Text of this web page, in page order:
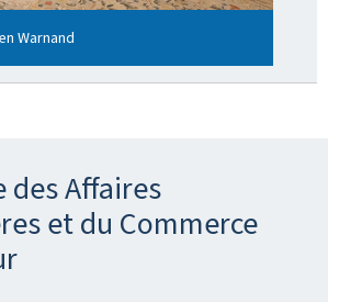
Warnand
des Affaires
et du Commerce